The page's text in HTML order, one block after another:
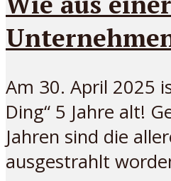
Am 30. April 2025
Ding“ 5 Jahre alt!
Jahren sind die
ausgestrahlt